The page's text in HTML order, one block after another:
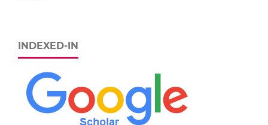
INDEXED-IN